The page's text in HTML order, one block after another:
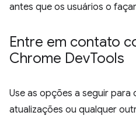
antes que os usuários o
Entre em contato
Chrome DevTools
Use as opções a seguir
atualizações ou qualquer